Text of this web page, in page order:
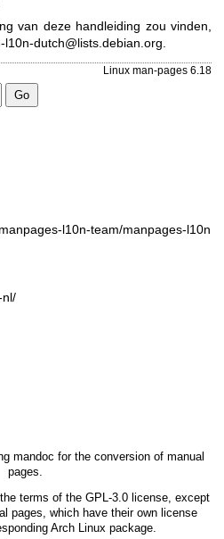
van deze handleiding zou vinden,
l10n-dutch@lists.debian.org
Linux man-pages 6.18
l10n-team/manpages-l10n
nl/
mandoc for the conversion of manual
pages.
terms of the GPL-3.0license, except
pages, which have their own license
Arch Linux package.